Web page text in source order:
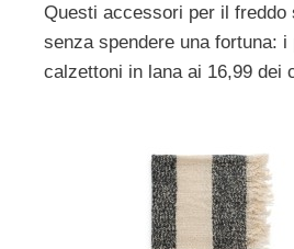
Questi accessori per il freddo
senza spendere una fortuna:
calzettoni in lana ai 16,99 dei